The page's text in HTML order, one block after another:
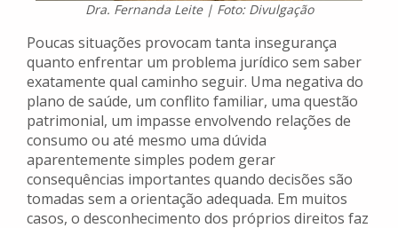
Dra. Fernanda Leite | Foto: Divulgação
Poucas situações provocam tanta insegurança
quanto enfrentar um problema jurídico sem saber
exatamente qual caminho seguir. Uma negativa do
plano de saúde, um conflito familiar, uma questão
patrimonial, um impasse envolvendo relações de
consumo ou até mesmo uma dúvida
aparentemente simples podem gerar
consequências importantes quando decisões são
tomadas sem a orientação adequada. Em muitos
casos, o desconhecimento dos próprios direitos faz